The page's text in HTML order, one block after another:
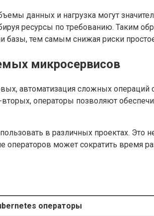
данных и нагрузка могут
ресурсы по требованию. Таким
базы, тем самым снижая риски
микросервисов
автоматизация сложных операций
операторы позволяют
в различных проектах. Это
может сократить время
операторы